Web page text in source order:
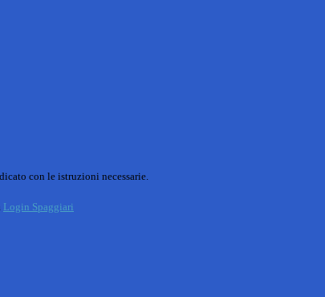
con le istruzioni necessarie.
Login Spaggiari